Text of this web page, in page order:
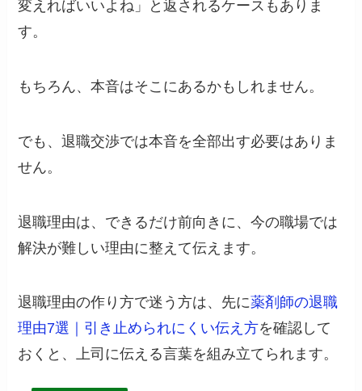
変えればいいよね」と返されるケースもありま
す。
もちろん、本音はそこにあるかもしれません。
でも、退職交渉では本音を全部出す必要はありま
せん。
退職理由は、できるだけ前向きに、今の職場では
解決が難しい理由に整えて伝えます。
退職理由の作り方で迷う方は、先に薬剤師の退職
理由7選｜引き止められにくい伝え方を確認して
おくと、上司に伝える言葉を組み立てられます。